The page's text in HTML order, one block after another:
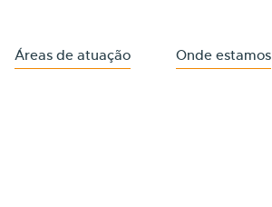
Áreas de atuação Onde estamos